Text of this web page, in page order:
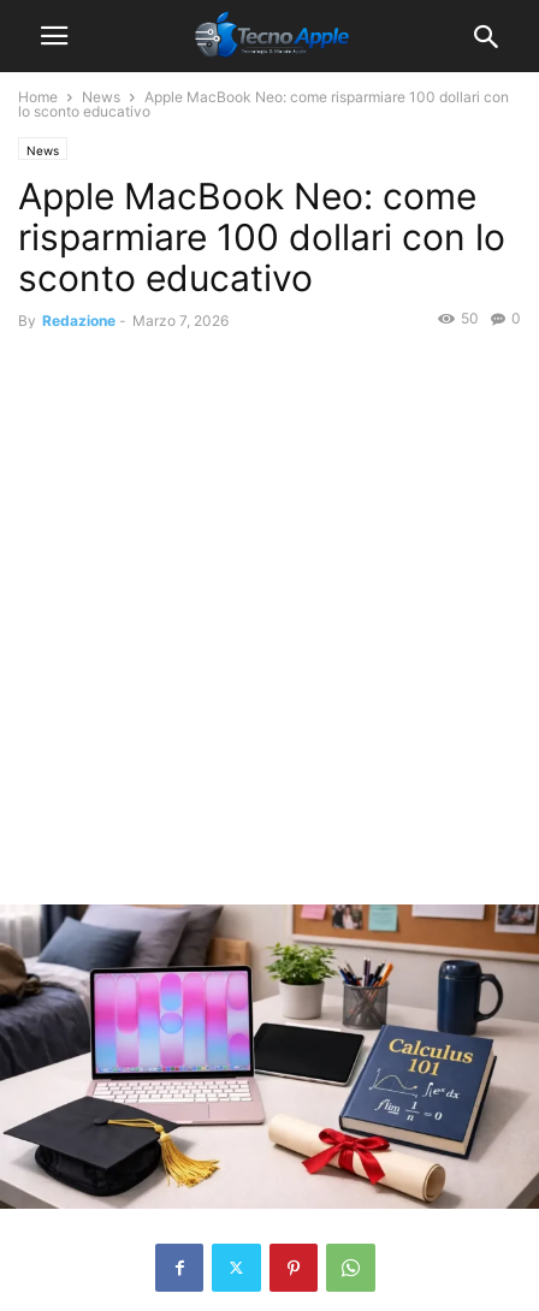
Home News
Apple MacBook Neo: come risparmiare 100 dollari con
lo sconto educativo
News
Apple MacBook Neo: come
risparmiare 100 dollari con lo
sconto educativo
By Redazione - Marzo 7, 2026 0
50